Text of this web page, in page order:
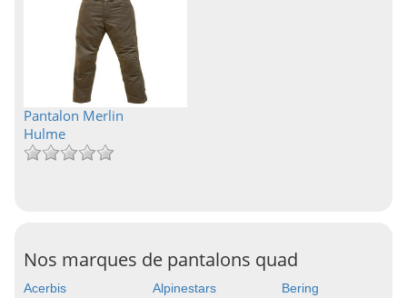
Pantalon Merlin
Hulme
Nos marques de pantalons quad
Acerbis Alpinestars
Bering